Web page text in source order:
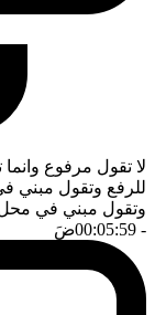
لا تقول مرفوع
للرفع وتقول مبني
وتقول مبني في محل
- 00:05:59
ضَ